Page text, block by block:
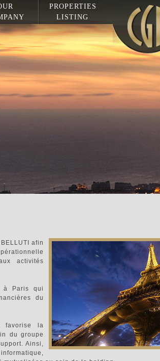
PROPERTIES
LISTING
afin
activités
à Paris qui
du
favorise la
du groupe
Ainsi,